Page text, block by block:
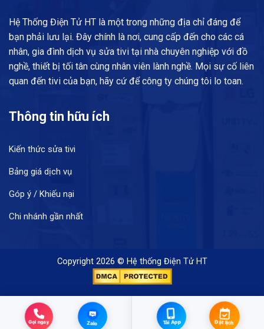
Hệ Thống Điện Tử HT là một trong những địa chỉ đáng để
bạn phải lưu lại. Đây chính là nơi, cung cấp đến cho các cá
nhân, gia đình dịch vụ sửa tivi tại nhà chuyên nghiệp với đồ
nghề, thiết bị tối tân cùng nhân viên lành nghề. Mọi sự cố liên
quan đến tivi của bạn, hãy cứ để công ty chúng tôi lo toan.
Thông tin hữu ích
Kiến thức sửa tivi
Bảng giá dịch vụ
Góp ý / Khiếu nại
Chi nhánh gần nhất
Copyright 2026 © Hệ thống Điện Tử HT
Gọi ngay
Zalo
Zalo Tải App Đặt lịch